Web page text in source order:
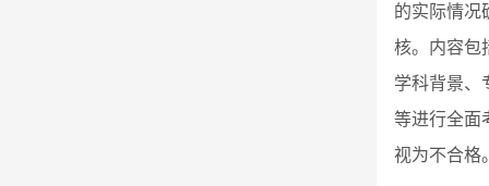
的实际情况
核。内容包
学科背景、
等进行全面
视为不合格